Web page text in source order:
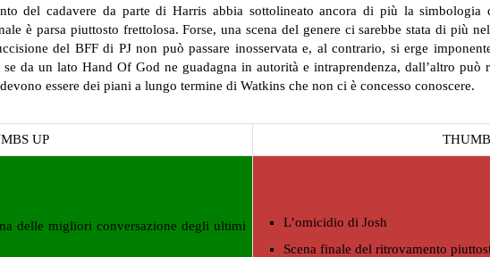
del cadavere da parte di Harris abbia sottolineato ancora di più la
è parsa piuttosto frettolosa. Forse, una scena del genere ci sarebbe stata di più
del BFF di PJ non può passare inosservata e, al contrario, si erge
da un lato Hand Of God ne guadagna in autorità e intraprendenza, dall’altro
essere dei piani a lungo termine di Watkins che non ci è concesso conoscere.
UP
delle migliori conversazione degli ultimi
L’omicidio di Josh
Scena finale del ritrovamento